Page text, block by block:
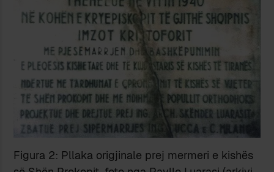
Figura 2: Pllaka origjinale prej mermeri e kishës